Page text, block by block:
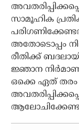
സാമൂഹിക
അതോടൊപ്പം
രീതിക്ക്
ജ്ഞാന
ഒക്കെ ഏത്